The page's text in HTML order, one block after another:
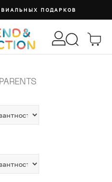
ПОДАРКОВ